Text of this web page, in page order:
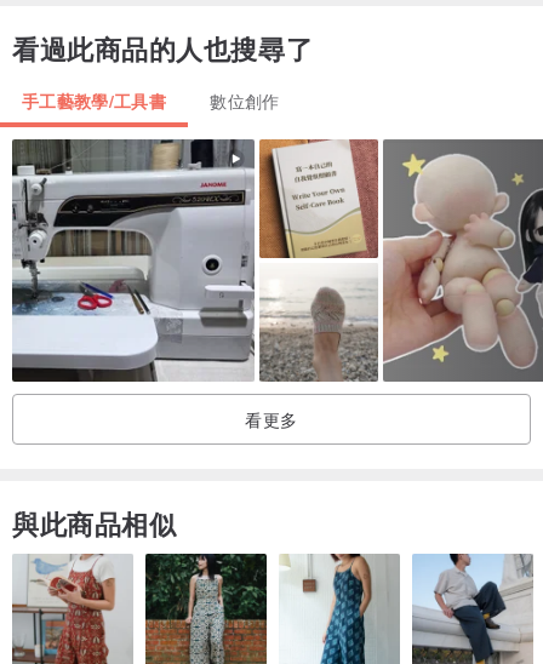
!!! 如果你有任何问题,请随时给我留言.
版权。 本文档中呈现的所有作品均受版权保护，未经设计师（我）许
可，您不得使用它们。 违反这一术语将受到法律的惩罚。 您可以作为
礼物，出售或以任何方式使用已完成的作品（如果您将我归功于图案
设计师，我将不胜感激）
谢谢你和最好的问候，Tatsiana
看過此商品的人也搜尋了
手工藝教學/工具書 數位創作
看更多
與此商品相似